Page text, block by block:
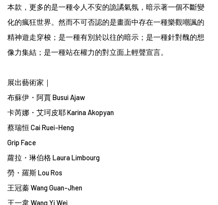
本款，更多的是一種令人不安的詭譎氣氛，暗示著一個不斷變
化的瘋狂世界。然而不可否認的是畫面中存在一種樂觀嘲諷的
精神遊走穿梭；是一種有別於以往的暗示；是一種針對醜的想
像力集結；是一種站在權力的對立面上輕聲宣言。
展出藝術家｜
布蘇伊・阿賈 Busui Ajaw
卡芮娜・艾珂皮耶 Karina Akopyan
蔡瑞恒 Cai Ruei-Heng
Grip Face
蘿拉・琳伯格 Laura Limbourg
勞・羅斯 Lou Ros
王冠蓁 Wang Guan-Jhen
王一韋 Wang Yi Wei